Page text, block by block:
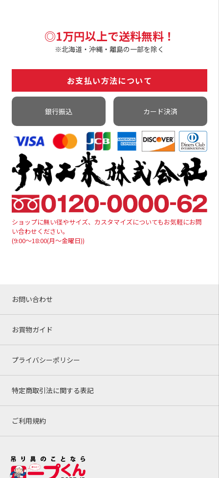
◎1万円以上で送料無料！
※北海道・沖縄・離島の一部を除く
お支払い方法について
銀行振込 カード決済
ショップに無い径やサイズ、カスタマイズについてもお気軽にお問
い合わせください。
(9:00～18:00(月～金曜日))
お問い合わせ
お買物ガイド
プライバシーポリシー
特定商取引法に関する表記
ご利用規約